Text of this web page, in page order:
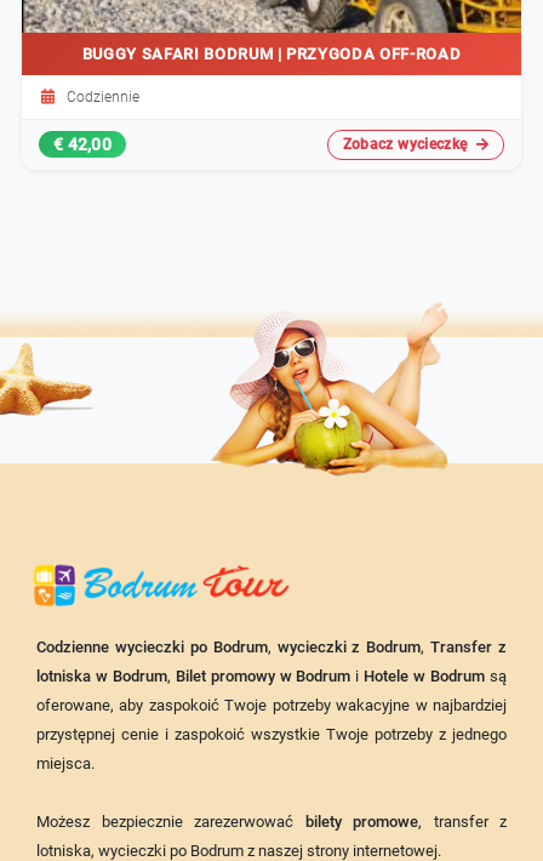
BUGGY SAFARI BODRUM | PRZYGODA OFF-ROAD
Codziennie
€ 42,00 Zobacz wycieczkę
Codzienne wycieczki po Bodrum, wycieczki z Bodrum,Transfer z
lotniska w Bodrum, Bilet promowy w Bodrum i Hotele w Bodrum są
oferowane, aby zaspokoić Twoje potrzeby wakacyjne w najbardziej
przystępnej cenie i zaspokoić wszystkie Twoje potrzeby z jednego
miejsca.
Możesz bezpiecznie zarezerwować bilety promowe, transfer z
lotniska, wycieczki po Bodrum z naszej strony internetowej.